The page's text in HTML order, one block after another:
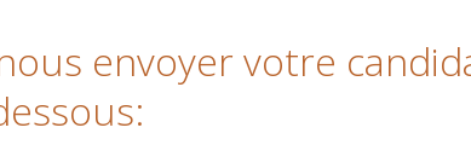
envoyer votre